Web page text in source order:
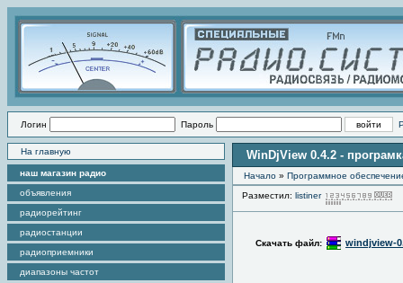
Логин Пароль
На главную
наш магазин радио
объявления
радиорейтинг
радиостанции
радиоприемники
диапазоны частот
WinDjView 0.4.2 -
Начало » Программное
Разместил: listiner
Скачать файл: windjview-